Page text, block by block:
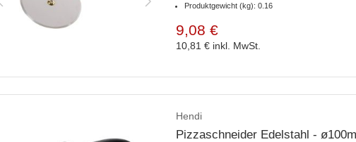
Produktgewicht (kg): 0.16
9,08 €
10,81 € inkl. MwSt.
Hendi
Pizzaschneider Edelstahl -